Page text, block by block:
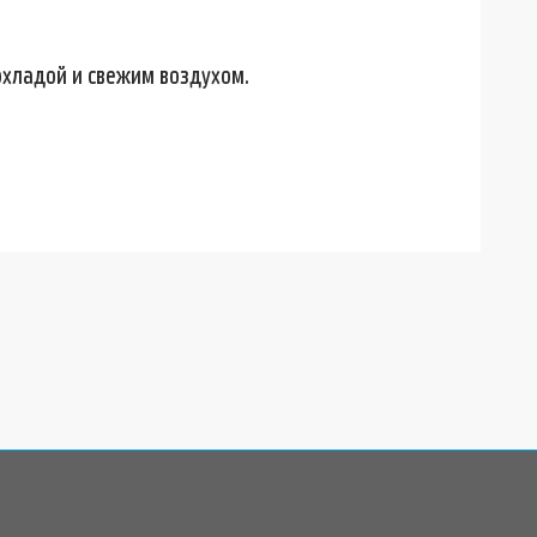
и свежим воздухом.